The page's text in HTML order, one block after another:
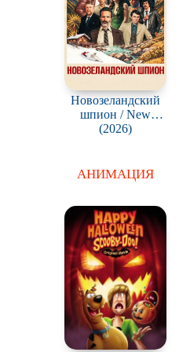
Новозеландский
шпион / New
Zealand Spy
(2026)
АНИМАЦИЯ